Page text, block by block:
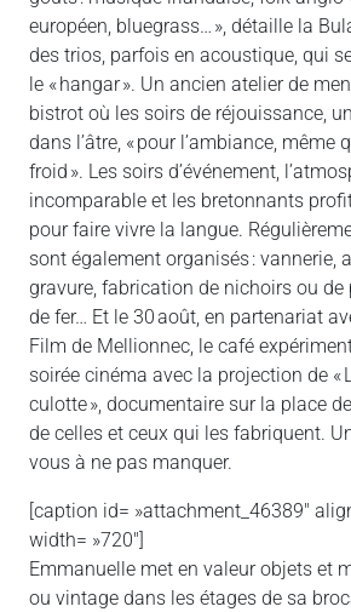
européen, bluegrass… », détaille la
des trios, parfois en acoustique, qui
le « hangar ». Un ancien atelier de
bistrot où les soirs de réjouissance,
dans l’âtre, « pour l’ambiance,
froid ». Les soirs d’événement,
incomparable et les bretonnants
pour faire vivre la langue.
sont également organisés : vannerie,
gravure, fabrication de nichoirs ou de
de fer… Et le 30 août, en partenariat
Film de Mellionnec, le café
soirée cinéma avec la projection de «
culotte », documentaire sur la place
de celles et ceux qui les fabriquent.
vous à ne pas manquer.
[caption id= »attachment_46389″
width= »720″]
Emmanuelle met en valeur objets et
ou vintage dans les étages de sa